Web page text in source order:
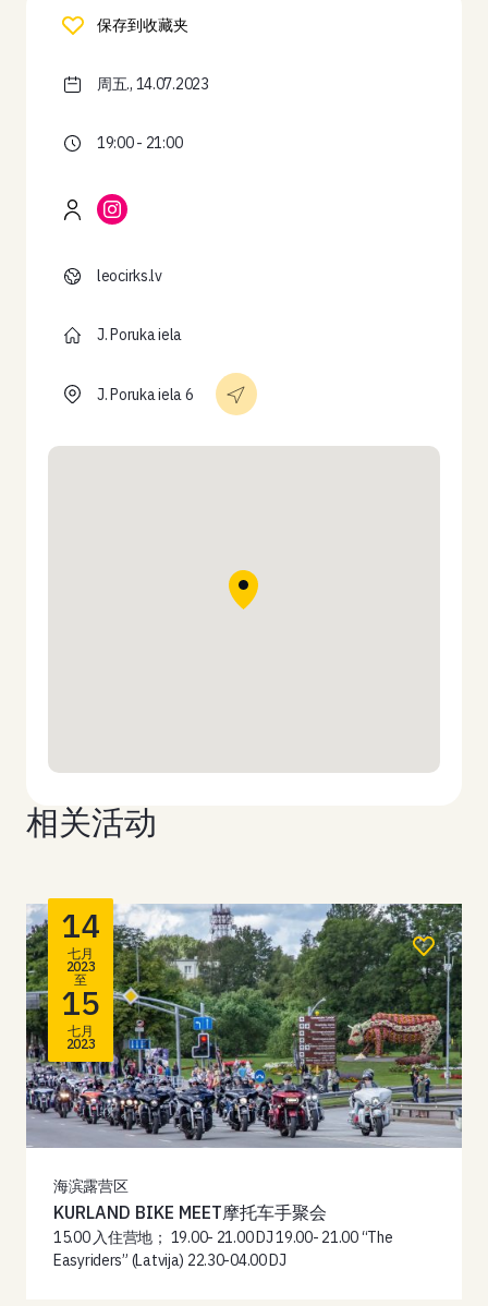
保存到收藏夹
周五., 14.07.2023
19:00 - 21:00
leocirks.lv
J. Poruka iela
J. Poruka iela 6
相关活动
14
七月
2023
至
15
七月
2023
海滨露营区
KURLAND BIKE MEET摩托车手聚会
15.00 入住营地； 19.00- 21.00 DJ 19.00- 21.00 “The
Easyriders” (Latvija) 22.30-04.00 DJ